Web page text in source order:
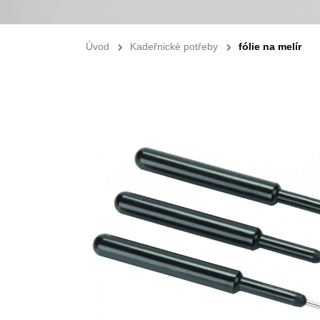
Úvod Kadeřnické potřeby fólie na melír